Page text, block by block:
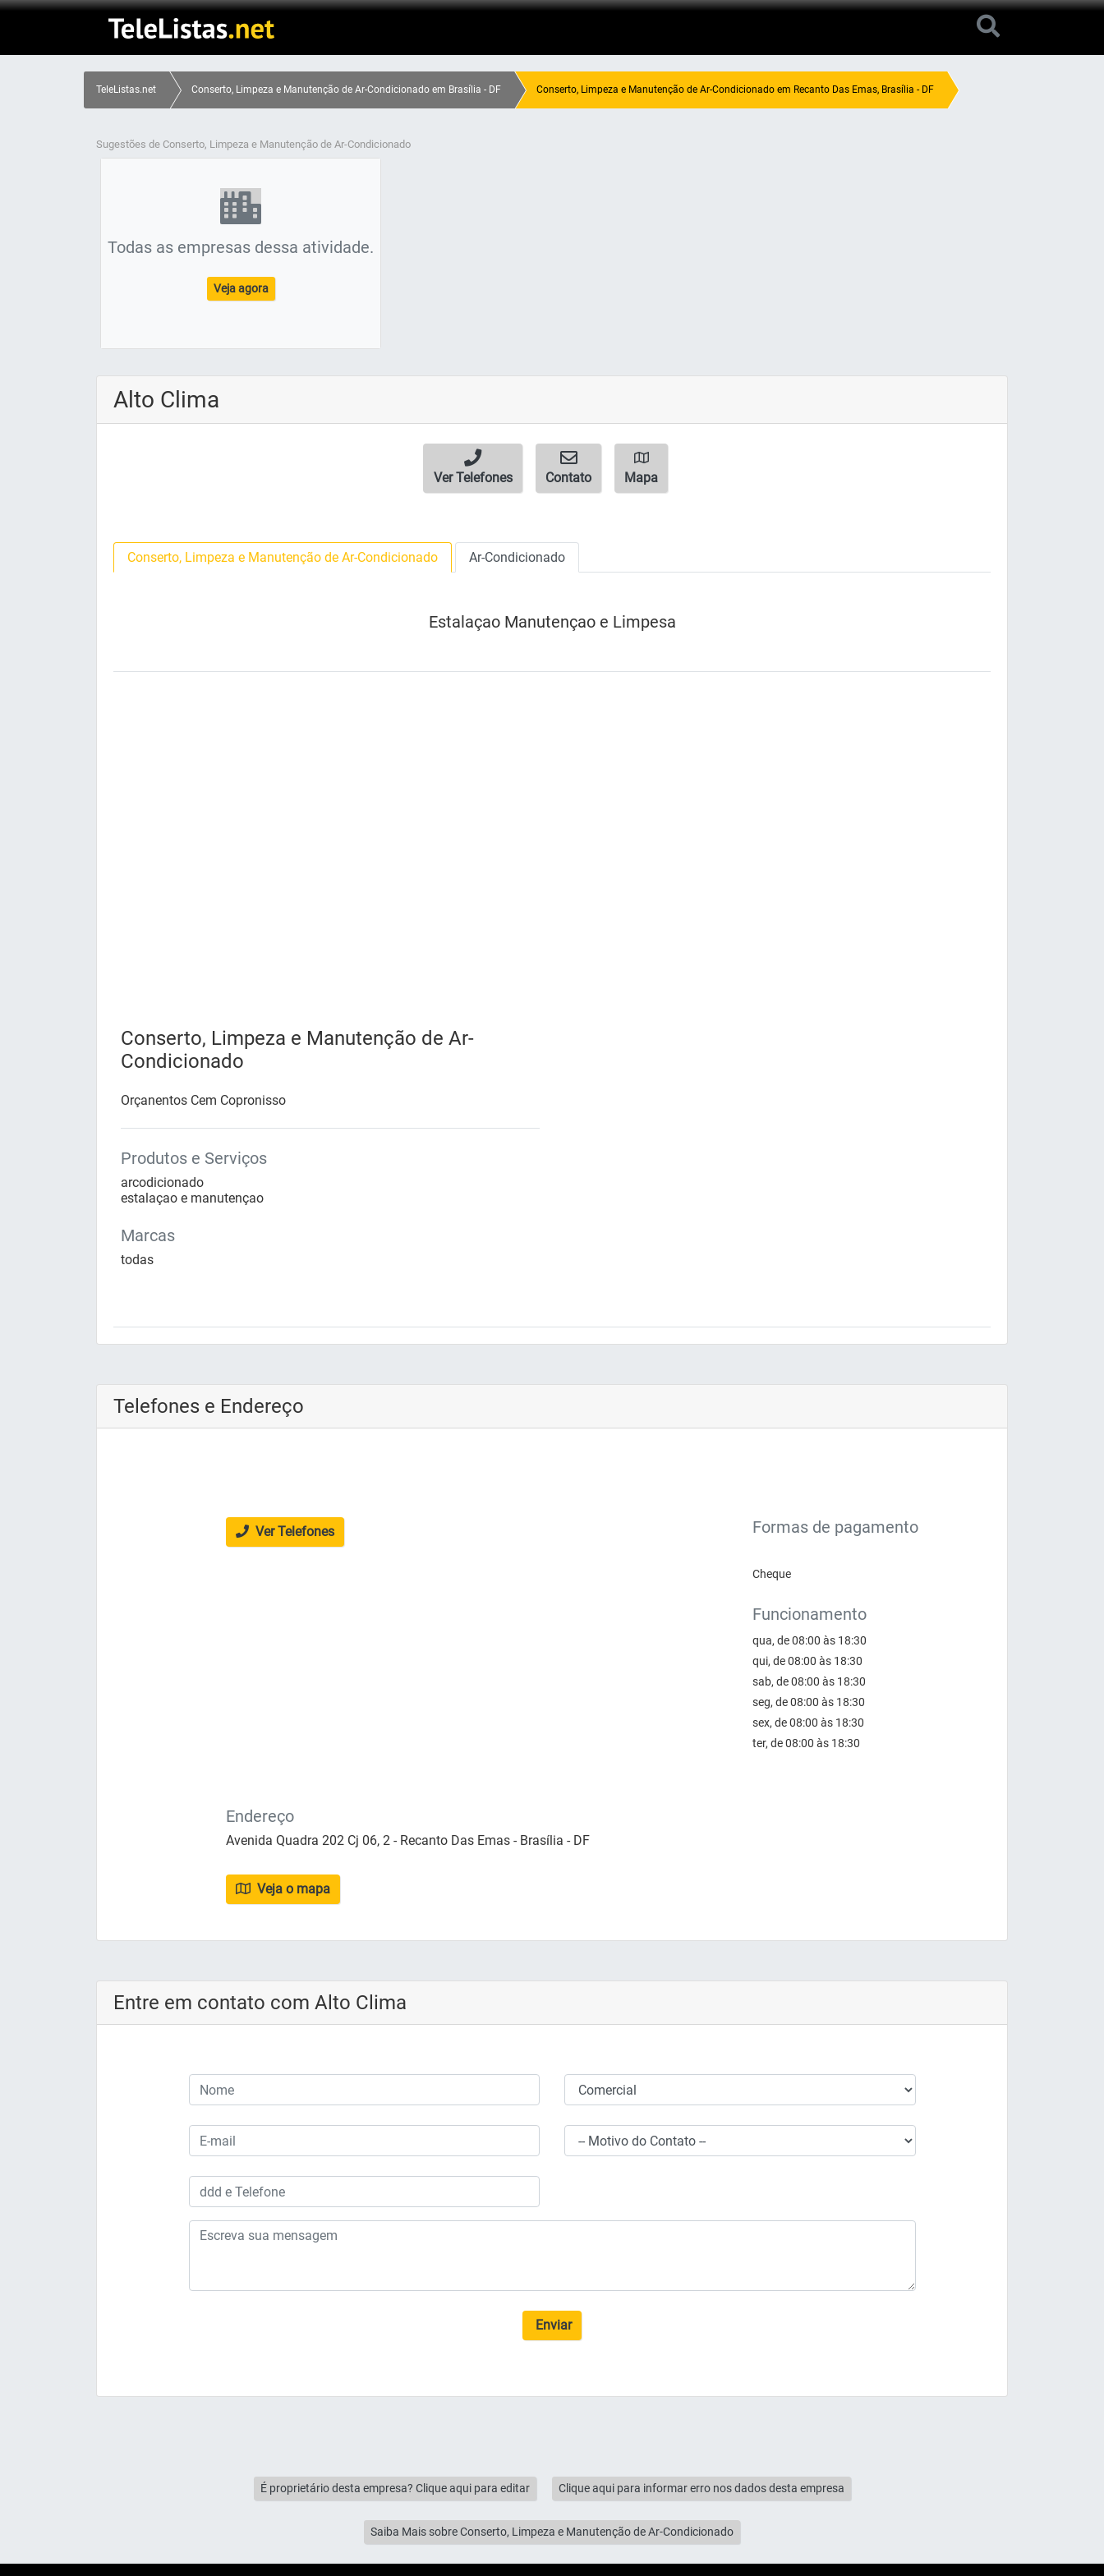
TeleListas.net Conserto, Limpeza e Manutenção de Ar-Condicionado em Brasília - DF Conserto, Limpeza e Manutenção de Ar-Condicionado em Recanto Das Emas, Brasília - DF
Sugestões de Conserto, Limpeza e Manutenção de Ar-Condicionado
Todas as empresas dessa atividade.
Veja agora
Alto Clima
Ver Telefones Contato Mapa
Conserto, Limpeza e Manutenção de Ar-Condicionado Ar-Condicionado
Estalaçao Manutençao e Limpesa
Conserto, Limpeza e Manutenção de Ar-
Condicionado
Orçanentos Cem Copronisso
Produtos e Serviços
arcodicionado
estalaçao e manutençao
Marcas
todas
Telefones e Endereço
Ver Telefones Formas de pagamento
Cheque
Funcionamento
qua, de 08:00 às 18:30
qui, de 08:00 às 18:30
sab, de 08:00 às 18:30
seg, de 08:00 às 18:30
sex, de 08:00 às 18:30
ter, de 08:00 às 18:30
Endereço
Avenida Quadra 202 Cj 06, 2 - Recanto Das Emas - Brasília - DF
Veja o mapa
Entre em contato com Alto Clima
Enviar
É proprietário desta empresa? Clique aqui para editar Clique aqui para informar erro nos dados desta empresa
Saiba Mais sobre Conserto, Limpeza e Manutenção de Ar-Condicionado